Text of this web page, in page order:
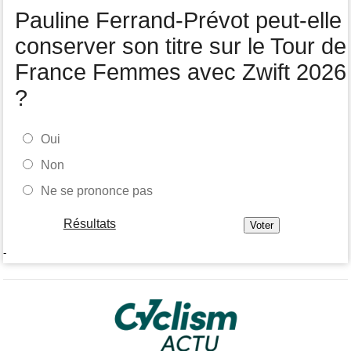
Joao Almeida a abandonné après une nouvelle chute
Pauline Ferrand-Prévot peut-elle
conserver son titre sur le Tour de
France Femmes avec Zwift 2026
?
Oui
Non
Ne se prononce pas
Résultats
-